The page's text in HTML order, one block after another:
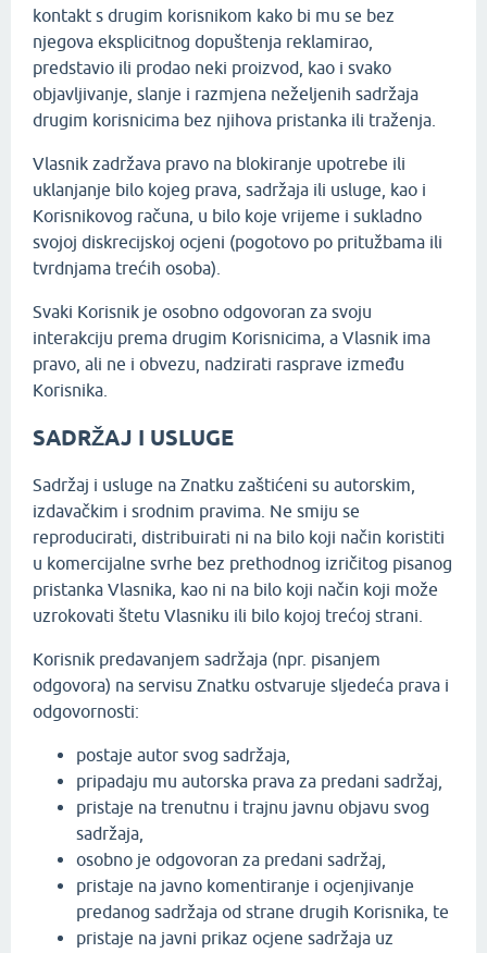
kontakt s drugim korisnikom kako bi mu se bez
njegova eksplicitnog dopuštenja reklamirao,
predstavio ili prodao neki proizvod, kao i svako
objavljivanje, slanje i razmjena neželjenih sadržaja
drugim korisnicima bez njihova pristanka ili traženja.
Vlasnik zadržava pravo na blokiranje upotrebe ili
uklanjanje bilo kojeg prava, sadržaja ili usluge, kao i
Korisnikovog računa, u bilo koje vrijeme i sukladno
svojoj diskrecijskoj ocjeni (pogotovo po pritužbama ili
tvrdnjama trećih osoba).
Svaki Korisnik je osobno odgovoran za svoju
interakciju prema drugim Korisnicima, a Vlasnik ima
pravo, ali ne i obvezu, nadzirati rasprave između
Korisnika.
SADRŽAJ I USLUGE
Sadržaj i usluge na Znatku zaštićeni su autorskim,
izdavačkim i srodnim pravima. Ne smiju se
reproducirati, distribuirati ni na bilo koji način koristiti
u komercijalne svrhe bez prethodnog izričitog pisanog
pristanka Vlasnika, kao ni na bilo koji način koji može
uzrokovati štetu Vlasniku ili bilo kojoj trećoj strani.
Korisnik predavanjem sadržaja (npr. pisanjem
odgovora) na servisu Znatku ostvaruje sljedeća prava i
odgovornosti:
postaje autor svog sadržaja,
pripadaju mu autorska prava za predani sadržaj,
pristaje na trenutnu i trajnu javnu objavu svog
sadržaja,
osobno je odgovoran za predani sadržaj,
pristaje na javno komentiranje i ocjenjivanje
predanog sadržaja od strane drugih Korisnika, te
pristaje na javni prikaz ocjene sadržaja uz